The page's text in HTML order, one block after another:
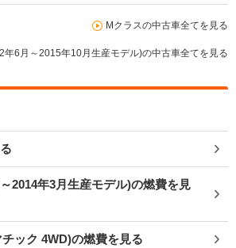
Mクラスの中古車全てを見る
年6月～2015年10月生産モデル)の中古車全てを見る
2014年3月生産モデル)の燃費を見
ック 4WD)の燃費を見る